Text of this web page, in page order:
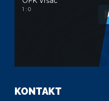
1 : 0
KONTAKT